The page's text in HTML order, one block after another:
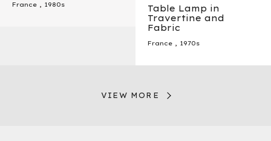
France , 1980s
Table Lamp in
Travertine and
Fabric
France , 1970s
VIEW MORE